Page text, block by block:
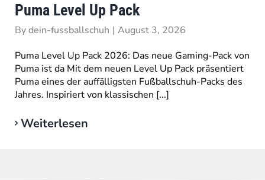
Puma Level Up Pack
Bydein-fussballschuh | August 3, 2026
Puma Level Up Pack 2026: Das neue Gaming-Pack von
Puma ist da Mit dem neuen Level Up Pack präsentiert
Puma eines der auffälligsten Fußballschuh-Packs des
Jahres. Inspiriert von klassischen [...]
Weiterlesen